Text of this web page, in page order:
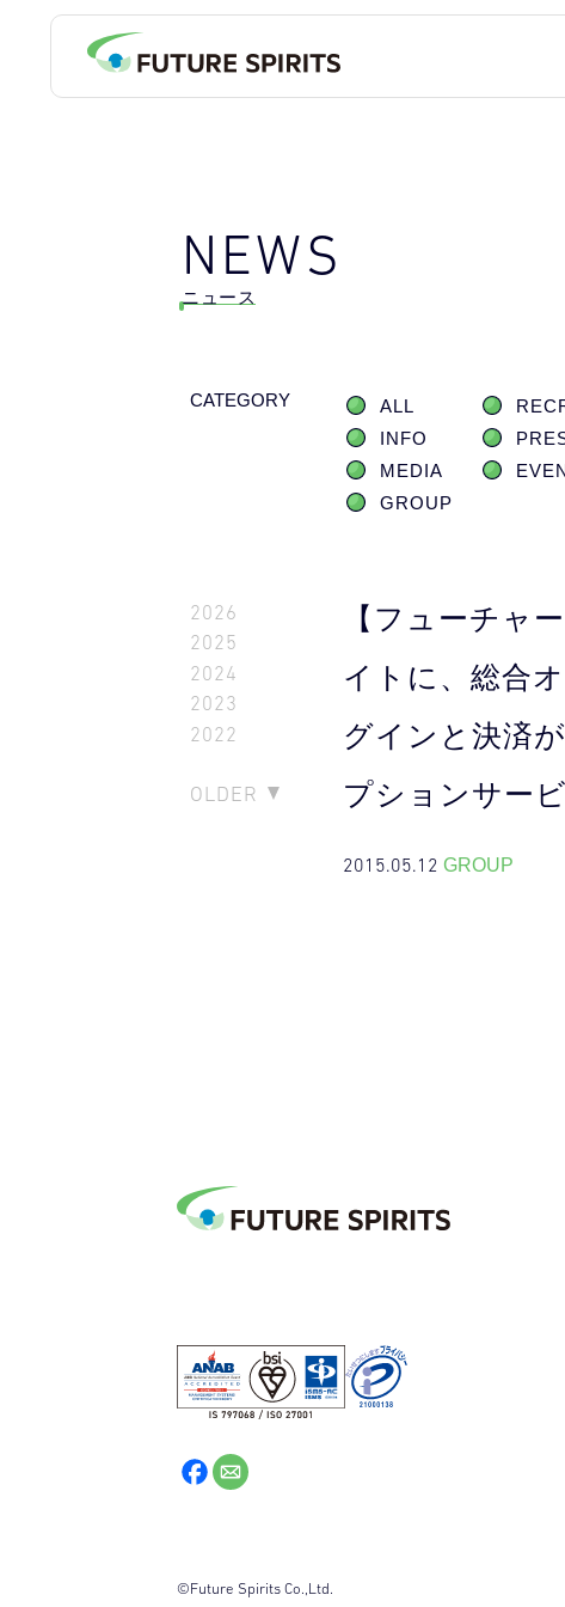
NEWS
ニュース
CATEGORY ALL
INFO
MEDIA
GROUP
2026
2025
2024
2023
2022
OLDER
【フューチャ
イトに、総合
グインと決済
プションサー
2015.05.12 GROUP
©Future Spirits Co.,Ltd.